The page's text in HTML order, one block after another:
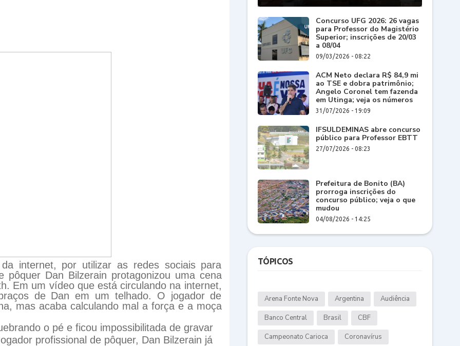
internet, por utilizar as redes sociais para
Dan Bilzerain protagonizou uma cena
Em um vídeo que está circulando na internet,
de Dan em um telhado. O jogador de
mas acaba calculando mal a força e a moça
o pé e ficou impossibilitada de gravar
profissional de pôquer, Dan Bilzerain já
Concurso UFG 2026: 26 vagas
para Professor do Magistério
Superior; inscrições de 20/03
a 08/04
09/03/2026 - 08:22
ACM Neto declara R$ 84,9 mi
ao TSE e dobra patrimônio;
Angelo Coronel tem fazenda
em Utinga; veja os números
31/07/2026 - 19:09
IFSULDEMINAS abre concurso
público para Professor EBTT
27/07/2026 - 08:23
Prefeitura de Bonito (BA)
prorroga inscrições do
concurso público; veja o que
mudou
04/08/2026 - 14:25
TÓPICOS
Arena Fonte Nova Argentina Audiência
Banco Central Brasil CBF
Campeonato Carioca Coronavírus